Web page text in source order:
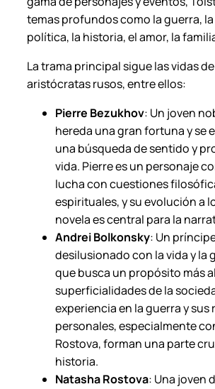
i
d
a
d
temas profundos como la guerra, la
política, la historia, el amor, la
La trama principal sigue las vidas
aristócratas rusos, entre ellos:
Pierre Bezukhov: Un joven
hereda una gran fortuna y se
una búsqueda de sentido y
vida. Pierre es un personaje
lucha con cuestiones
espirituales, y su evolución a
novela es central para la
Andrei Bolkonsky: Un
desilusionado con la vida y la
que busca un propósito más
superficialidades de la
experiencia en la guerra y sus
personales, especialmente
Rostova, forman una parte
historia.
Natasha Rostova: Una joven